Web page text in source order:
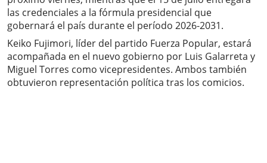
las credenciales a la fórmula presidencial que
gobernará el país durante el período 2026-2031.
Keiko Fujimori, líder del partido Fuerza Popular, estará
acompañada en el nuevo gobierno por Luis Galarreta y
Miguel Torres como vicepresidentes. Ambos también
obtuvieron representación política tras los comicios.